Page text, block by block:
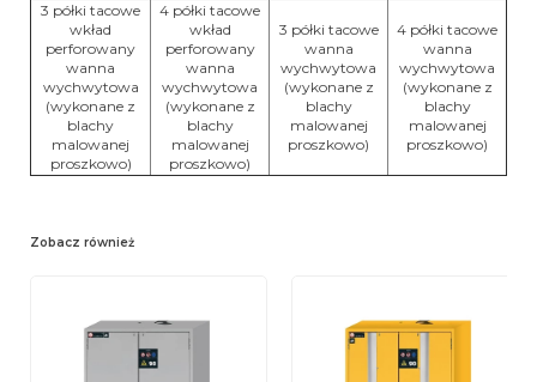
3 półki tacowe
wkład
perforowany
wanna
wychwytowa
(wykonane z
blachy
malowanej
proszkowo)
4 półki tacowe
wkład
perforowany
wanna
wychwytowa
(wykonane z
blachy
malowanej
proszkowo)
3 półki tacowe
wanna
wychwytowa
(wykonane z
blachy
malowanej
proszkowo)
4 półki tacowe
wanna
wychwytowa
(wykonane z
blachy
malowanej
proszkowo)
Zobacz również